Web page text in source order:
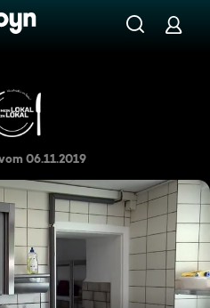
"Zur Unterklippe", Thale
06.11.2019